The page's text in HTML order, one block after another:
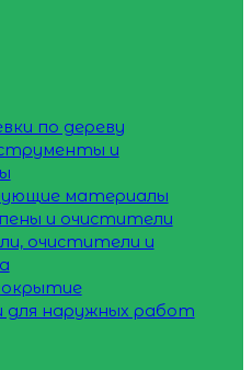
по дереву
и
материалы
и очистители
очистители и
для наружных работ